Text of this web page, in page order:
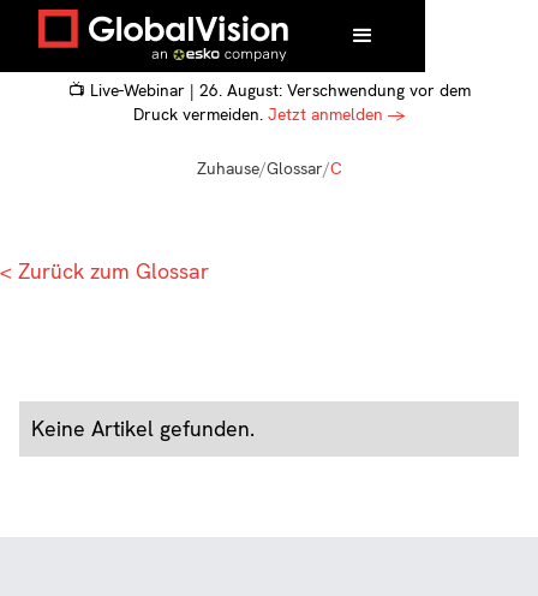
📺 Live-Webinar | 26. August: Verschwendung vor dem
Druck vermeiden. Jetzt anmelden →
Zuhause/Glossar/C
< Zurück zum Glossar
Keine Artikel gefunden.